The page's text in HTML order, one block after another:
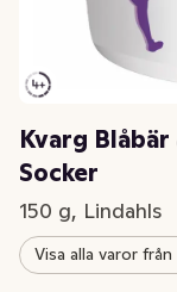
Kvarg
Socker
150 g, Lindahls
Visa alla varor från